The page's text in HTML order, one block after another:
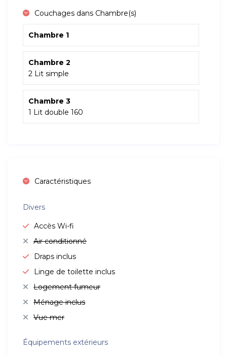
Couchages dans Chambre(s)
Chambre 1
Chambre 2
2 Lit simple
Chambre 3
1 Lit double 160
Caractéristiques
Divers
Accès Wi-fi
Air conditionné
Draps inclus
Linge de toilette inclus
Logement fumeur
Ménage inclus
Vue mer
Équipements extérieurs